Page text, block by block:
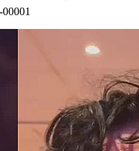
00001